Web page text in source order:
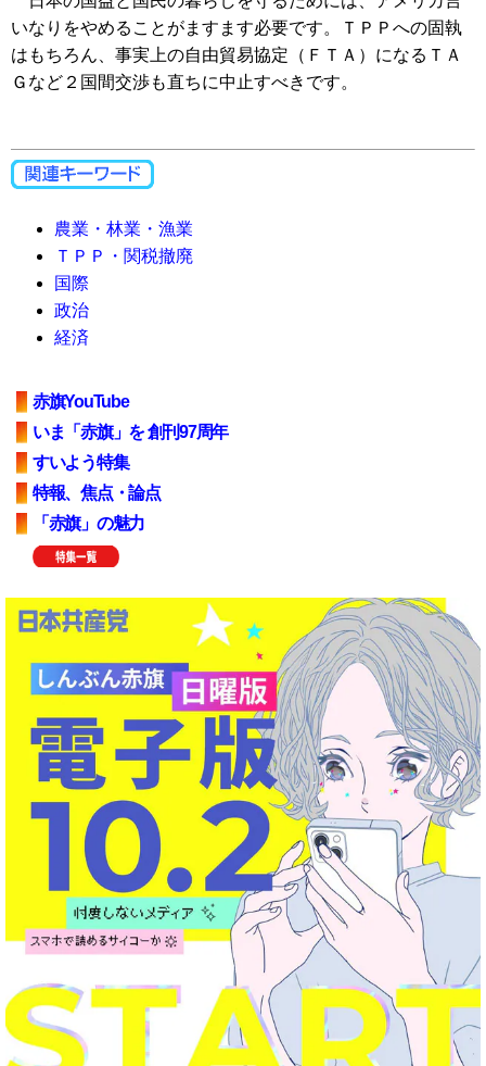
いなりをやめることがますます必要です。ＴＰＰへの固執
はもちろん、事実上の自由貿易協定（ＦＴＡ）になるＴＡ
Ｇなど２国間交渉も直ちに中止すべきです。
農業・林業・漁業
ＴＰＰ・関税撤廃
国際
政治
経済
赤旗YouTube
いま「赤旗」を 創刊97周年
すいよう特集
特報、焦点・論点
「赤旗」の魅力